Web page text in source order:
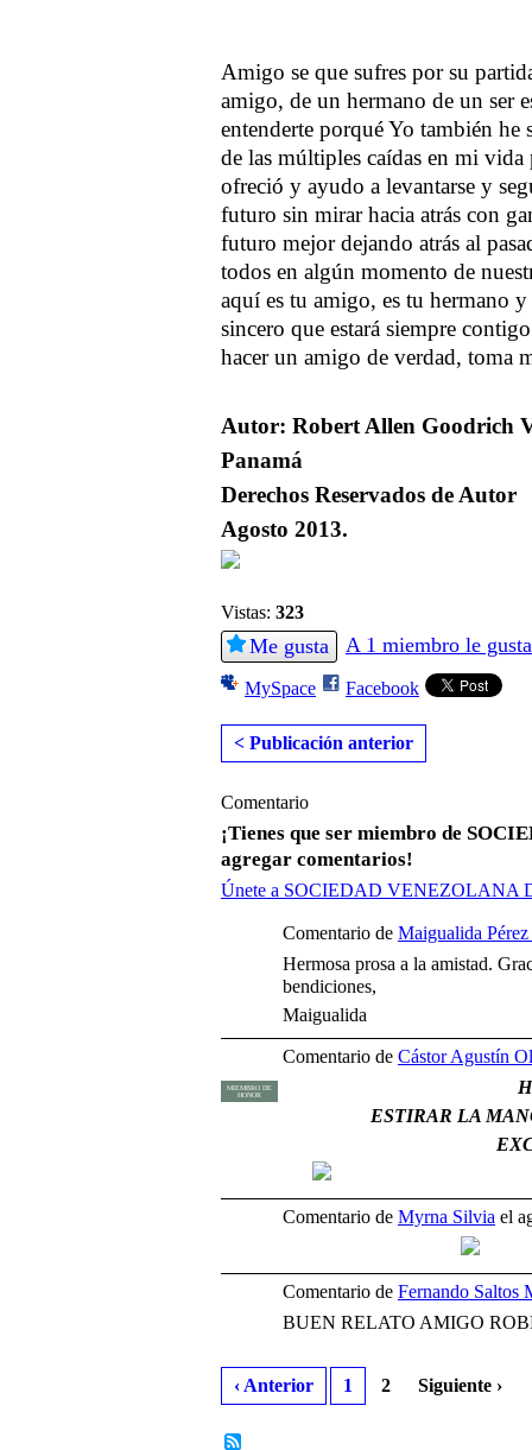
Amigo se que sufres por su
amigo, de un hermano de un ser
entenderte porqué Yo también he
de las múltiples caídas en mi
ofreció y ayudo a levantarse y
futuro sin mirar hacia atrás con
futuro mejor dejando atrás al
todos en algún momento de
aquí es tu amigo, es tu hermano
sincero que estará siempre
hacer un amigo de verdad, toma
Autor: Robert Allen Goodrich
Panamá
Derechos Reservados de Autor
Agosto 2013.
Vistas: 323
Me gusta A 1 miembro le
MySpace Facebook
< Publicación anterior
Comentario
¡Tienes que ser miembro de
agregar comentarios!
Únete a SOCIEDAD VENEZOLANA
Comentario de Maigualida
Hermosa prosa a la amistad.
bendiciones,
Maigualida
MIEMBRO DE
HONOR
Comentario de Cástor Agustín
ESTIRAR LA
Comentario de Myrna Silvia el
Comentario de Fernando Saltos
BUEN RELATO AMIGO
‹ Anterior 1 2 Siguiente ›